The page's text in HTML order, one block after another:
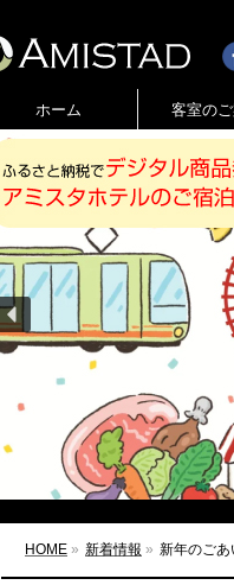
ホーム 客室の
HOME » 新着情報 » 新年のごあ